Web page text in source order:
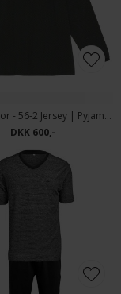
Ambassador - 56-2 Jersey | Pyjamas Sort mønstret
DKK 600,-